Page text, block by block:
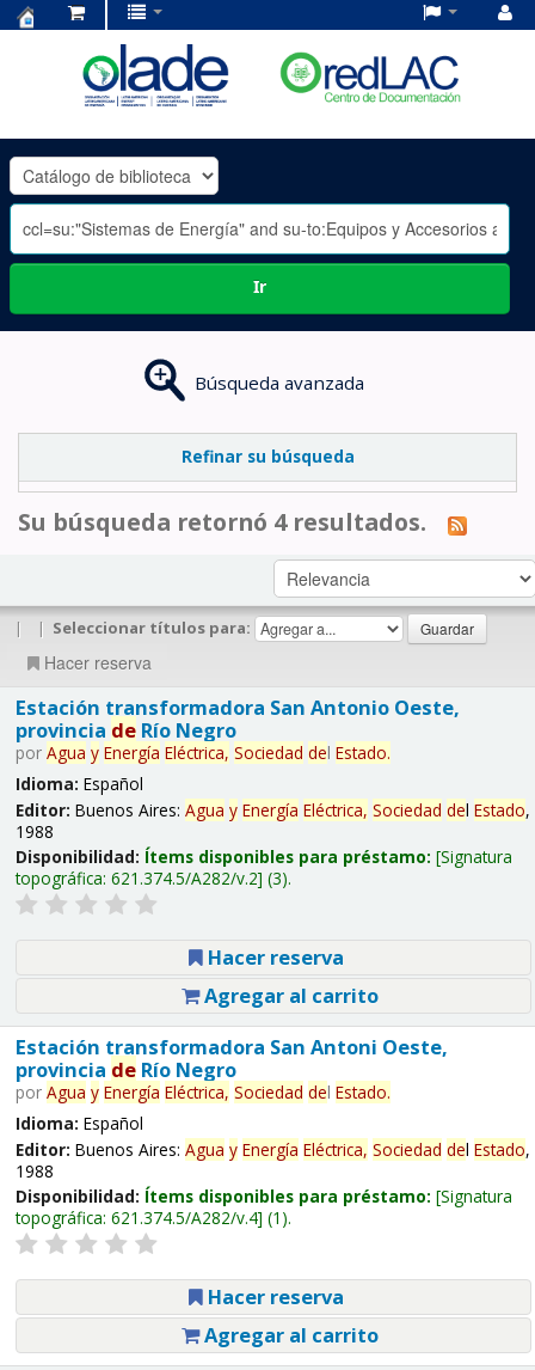
OLADE
-
Ir
Búsqueda avanzada
Refinar su búsqueda
Su búsqueda retornó 4 resultados.
| | Seleccionar títulos para:
Hacer reserva
Estación transformadora San Antonio Oeste,
provincia deRío Negro
por Agua y Energía Eléctrica, Sociedad del Estado.
Idioma: Español
Editor: Buenos Aires: Agua y Energía Eléctrica, Sociedad del Estado,
1988
Disponibilidad: Ítems disponibles para préstamo: Signatura
topográfica: 621.374.5/A282/v.2 (3).
Hacer reserva
Agregar al carrito
Estación transformadora San Antoni Oeste,
provincia deRío Negro
por Agua y Energía Eléctrica, Sociedad del Estado.
Idioma: Español
Editor: Buenos Aires: Agua y Energía Eléctrica, Sociedad del Estado,
1988
Disponibilidad: Ítems disponibles para préstamo: Signatura
topográfica: 621.374.5/A282/v.4 (1).
Hacer reserva
Agregar al carrito